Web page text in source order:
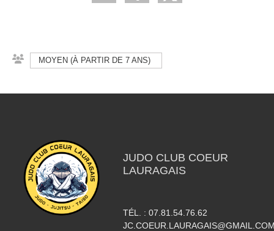
MOYEN (À PARTIR DE 7 ANS)
JUDO CLUB COEUR
LAURAGAIS
TÉL. : 07.81.54.76.62